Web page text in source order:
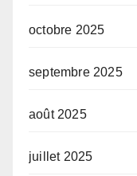
octobre 2025
septembre 2025
août 2025
juillet 2025